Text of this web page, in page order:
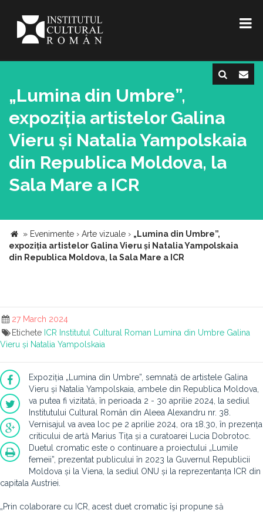
„Lumina din Umbre”,
expoziția artistelor Galina
Vieru și Natalia Yampolskaia
din Republica Moldova, la
Sala Mare a ICR
» Evenimente › Arte vizuale › „Lumina din Umbre”,
expoziția artistelor Galina Vieru și Natalia Yampolskaia
din Republica Moldova, la Sala Mare a ICR
27 March 2024
Etichete ICR Institutul Cultural Roman Lumina din Umbre Galina
Vieru și Natalia Yampolskaia
Expoziția „Lumina din Umbre”, semnată de artistele Galina
Vieru și Natalia Yampolskaia, ambele din Republica Moldova,
va putea fi vizitată, în perioada 2 - 30 aprilie 2024, la sediul
Institutului Cultural Român din Aleea Alexandru nr. 38.
Vernisajul va avea loc pe 2 aprilie 2024, ora 18.30, în prezența
criticului de artă Marius Tița și a curatoarei Lucia Dobrotoc.
Duetul cromatic este o continuare a proiectului „Lumile
femeii”, prezentat publicului în 2023 la Guvernul Republicii
Moldova și la Viena, la sediul ONU și la reprezentanța ICR din
capitala Austriei.
„Prin colaborare cu ICR, acest duet cromatic îşi propune să